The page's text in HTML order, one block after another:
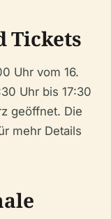
Tickets
Uhr vom 16.
Uhr bis 17:30
geöffnet. Die
mehr Details